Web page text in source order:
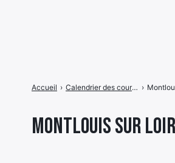
Montlouis sur Loire
Accueil › Calendrier des courses ›